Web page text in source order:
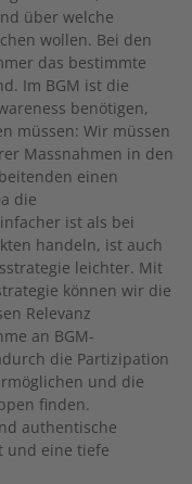
über welche
wollen. Bei den
das bestimmte
Im BGM ist die
benötigen,
müssen: Wir müssen
Massnahmen in den
einen
die
ist als bei
handeln, ist auch
leichter. Mit
können wir die
Relevanz
an BGM-
die Partizipation
und die
finden.
authentische
und eine tiefe